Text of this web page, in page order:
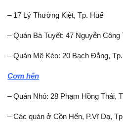
– 17 Lý Thường Kiệt, Tp. Huế
– Quán Bà Tuyết: 47 Nguyễn Công
– Quán Mệ Kéo: 20 Bạch Đằng,
Cơm hến
– Quán Nhỏ: 28 Phạm Hồng Thái,
– Các quán ở Cồn Hến, P.Vĩ Dạ,